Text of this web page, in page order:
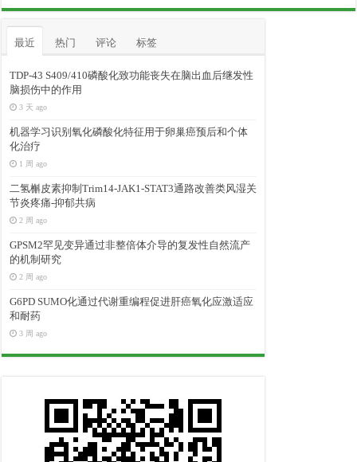
最近 热门 评论 标签
TDP-43 S409/410磷酸化致功能丧失在脑出血后继发性
脑损伤中的作用
3 天 ago
机器学习识别氧化磷酸化特征用于卵巢癌预后和个体
化治疗
1 周 ago
二氢槲皮素抑制Trim14-JAK1-STAT3通路改善类风湿关
节炎疼痛-抑郁共病
2 周 ago
GPSM2罕见变异通过非整倍体介导的复发性自然流产
的机制研究
2 周 ago
G6PD SUMO化通过代谢重编程促进肝癌氧化应激适应
和耐药
3 周 ago